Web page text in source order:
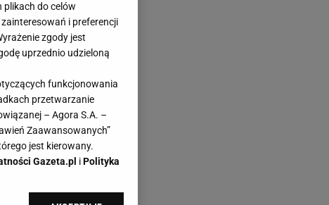
plikach do celów
i preferencji
zgody jest
uprzednio udzieloną
funkcjonowania
przetwarzanie
– Agora S.A. –
Zaawansowanych”
jest kierowany.
Gazeta.pl iPolityka